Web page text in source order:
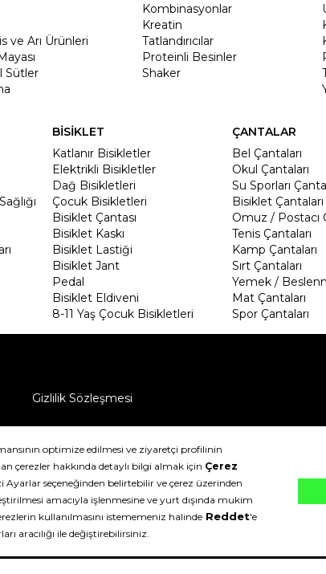
ve Arı Ürünleri
Sütler
Kombinasyonlar
Kreatin
Tatlandırıcılar
Proteinli Besinler
Shaker
BİSİKLET
Katlanır Bisikletler
Elektrikli Bisikletler
Dağ Bisikletleri
Çocuk Bisikletleri
Bisiklet Çantası
Bisiklet Kaskı
Bisiklet Lastiği
Bisiklet Jant
Pedal
Bisiklet Eldiveni
8-11 Yaş Çocuk Bisikletleri
ÇANTALAR
Bel Çantaları
Okul Çantaları
Su Sporları
Bisiklet Çantaları
Omuz / Postacı
Tenis Çantaları
Kamp Çantaları
Sırt Çantaları
Yemek /
Mat Çantaları
Spor Çantaları
Gizlilik Sözleşmesi